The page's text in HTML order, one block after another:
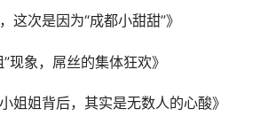
这次是因为“成都小甜甜”》
”现象，屌丝的集体狂欢》
姐姐背后，其实是无数人的心酸》